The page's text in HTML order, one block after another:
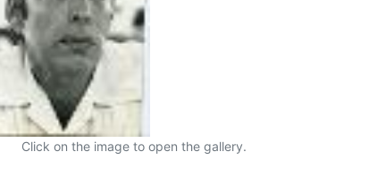
Click on the image to open the gallery.